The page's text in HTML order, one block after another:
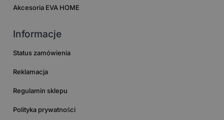
Akcesoria EVA HOME
Informacje
Status zamówienia
Reklamacja
Regulamin sklepu
Polityka prywatności